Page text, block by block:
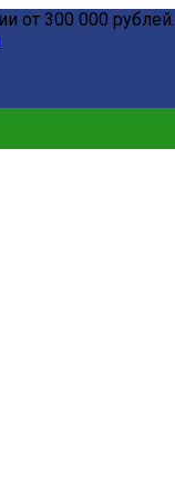
от 300 000 рублей.